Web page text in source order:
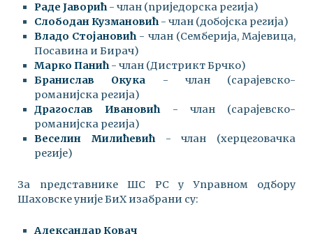
Раде Јаворић- члан (приједорска регија)
Слободан Кузмановић- члан (добојска регија)
Владо Стојановић- члан (Семберија, Мајевица,
Посавина и Бирач)
Марко Панић- члан (Дистрикт Брчко)
Бранислав Окука - члан (сарајевско-
романијска регија)
Драгослав Ивановић- члан (сарајевско-
романијска регија)
Веселин Милићевић- члан (херцеговачка
регије)
За представнике ШС РС у Управном одбору
Шаховске уније БиХ изабрани су:
Александар Ковач